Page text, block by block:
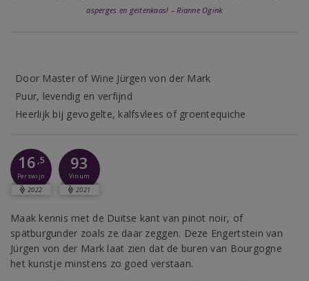
asperges en geitenkaas! – Rianne Ogink
Door Master of Wine Jürgen von der Mark
Puur, levendig en verfijnd
Heerlijk bij gevogelte, kalfsvlees of groentequiche
16 ,5
Perswijn
2022
93
Vinum
2021
Maak kennis met de Duitse kant van pinot noir, of
spätburgunder zoals ze daar zeggen. Deze Engertstein van
Jürgen von der Mark laat zien dat de buren van Bourgogne
het kunstje minstens zo goed verstaan.